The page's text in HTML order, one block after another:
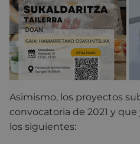
Asimismo, los proyectos
convocatoria de 2021 y
los siguientes: